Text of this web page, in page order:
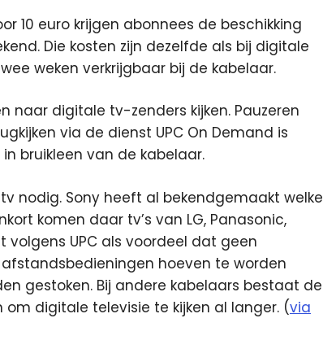
10 euro krijgen abonnees de beschikking
Die kosten zijn dezelfde als bij digitale
weken verkrijgbaar bij de kabelaar.
naar digitale tv-zenders kijken. Pauzeren
via de dienst UPC On Demand is
bruikleen van de kabelaar.
nodig. Sony heeft al bekendgemaakt welke
komen daar tv’s van LG, Panasonic,
volgens UPC als voordeel dat geen
hoeven te worden
gestoken. Bij andere kabelaars bestaat de
digitale televisie te kijken al langer. (via